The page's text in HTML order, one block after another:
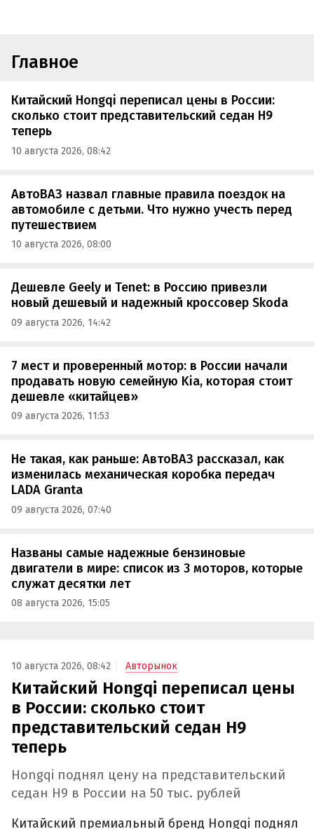
Главное
Китайский Hongqi переписал цены в России:
сколько стоит представительский седан H9
теперь
10 августа 2026, 08:42
АвтоВАЗ назвал главные правила поездок на
автомобиле с детьми. Что нужно учесть перед
путешествием
10 августа 2026, 08:00
Дешевле Geely и Tenet: в Россию привезли
новый дешевый и надежный кроссовер Skoda
09 августа 2026, 14:42
7 мест и проверенный мотор: в России начали
продавать новую семейную Kia, которая стоит
дешевле «китайцев»
09 августа 2026, 11:53
Не такая, как раньше: АвтоВАЗ рассказал, как
изменилась механическая коробка передач
LADA Granta
09 августа 2026, 07:40
Названы самые надежные бензиновые
двигатели в мире: список из 3 моторов, которые
служат десятки лет
08 августа 2026, 15:05
10 августа 2026, 08:42 Авторынок
Китайский Hongqi переписал цены
в России: сколько стоит
представительский седан H9
теперь
Hongqi поднял цену на представительский
седан H9 в России на 50 тыс. рублей
Китайский премиальный бренд Hongqi поднял